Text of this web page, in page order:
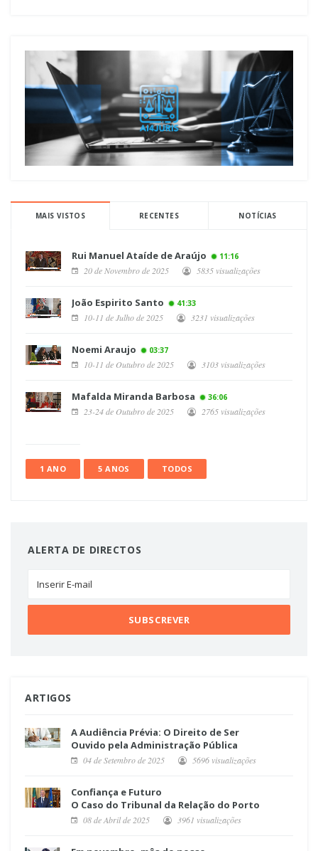
MAIS VISTOS RECENTES NOTÍCIAS
Rui Manuel Ataíde de Araújo 11:16
20 de Novembro de 2025 5835 visualizações
João Espirito Santo 41:33
10-11 de Julho de 2025 3231 visualizações
Noemi Araujo 03:37
10-11 de Outubro de 2025 3103 visualizações
Mafalda Miranda Barbosa 36:06
23-24 de Outubro de 2025 2765 visualizações
1 ANO 5 ANOS TODOS
ALERTA DE DIRECTOS
ARTIGOS
A Audiência Prévia: O Direito de Ser
Ouvido pela Administração Pública
04 de Setembro de 2025 5696 visualizações
Confiança e Futuro
O Caso do Tribunal da Relação do Porto
08 de Abril de 2025 3961 visualizações